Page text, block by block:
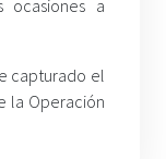
ocasiones a
capturado el
la Operación